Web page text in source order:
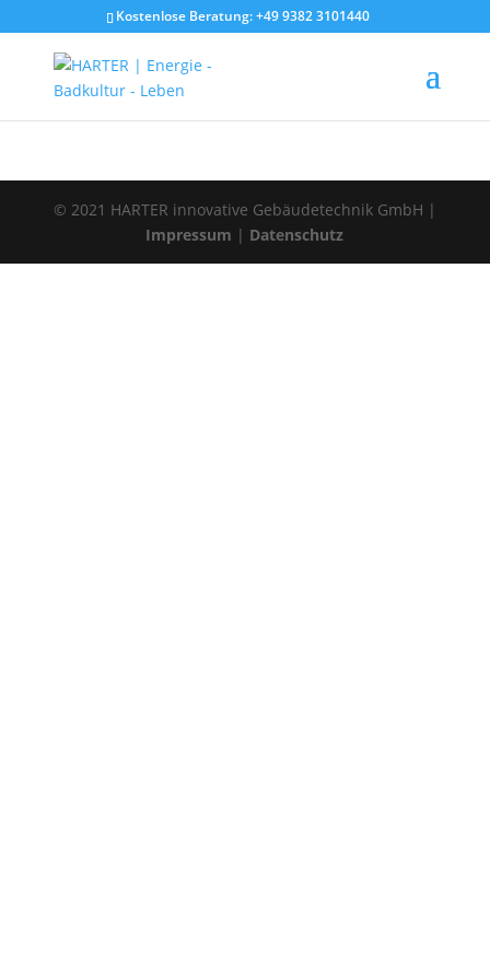
Kostenlose Beratung: +49 9382 3101440
© 2021 HARTER innovative Gebäudetechnik GmbH |
Impressum | Datenschutz